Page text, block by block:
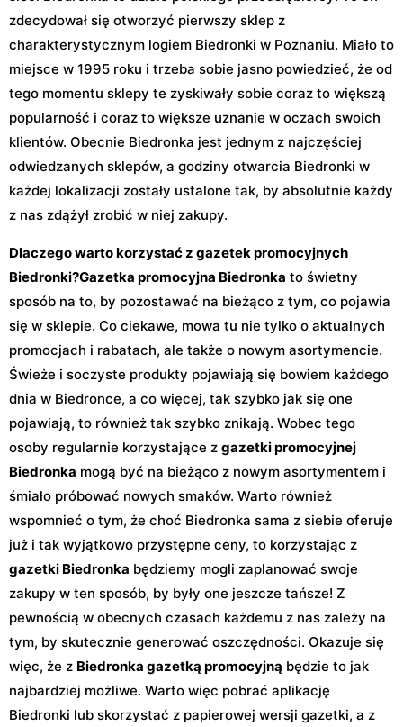
zdecydował się otworzyć pierwszy sklep z
charakterystycznym logiem Biedronki w Poznaniu. Miało to
miejsce w 1995 roku i trzeba sobie jasno powiedzieć, że od
tego momentu sklepy te zyskiwały sobie coraz to większą
popularność i coraz to większe uznanie w oczach swoich
klientów. Obecnie Biedronka jest jednym z najczęściej
odwiedzanych sklepów, a godziny otwarcia Biedronki w
każdej lokalizacji zostały ustalone tak, by absolutnie każdy
z nas zdążył zrobić w niej zakupy.
Dlaczego warto korzystać z gazetek promocyjnych
Biedronki?Gazetka promocyjna Biedronka to świetny
sposób na to, by pozostawać na bieżąco z tym, co pojawia
się w sklepie. Co ciekawe, mowa tu nie tylko o aktualnych
promocjach i rabatach, ale także o nowym asortymencie.
Świeże i soczyste produkty pojawiają się bowiem każdego
dnia w Biedronce, a co więcej, tak szybko jak się one
pojawiają, to również tak szybko znikają. Wobec tego
osoby regularnie korzystające z gazetki promocyjnej
Biedronka mogą być na bieżąco z nowym asortymentem i
śmiało próbować nowych smaków. Warto również
wspomnieć o tym, że choć Biedronka sama z siebie oferuje
już i tak wyjątkowo przystępne ceny, to korzystając z
gazetki Biedronka będziemy mogli zaplanować swoje
zakupy w ten sposób, by były one jeszcze tańsze! Z
pewnością w obecnych czasach każdemu z nas zależy na
tym, by skutecznie generować oszczędności. Okazuje się
więc, że z Biedronka gazetką promocyjną będzie to jak
najbardziej możliwe. Warto więc pobrać aplikację
Biedronki lub skorzystać z papierowej wersji gazetki, a z